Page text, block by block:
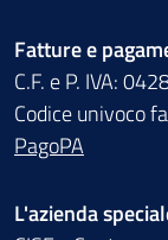
Fatture e
C.F. e P. IVA:
Codice univoco
PagoPA
L'azienda